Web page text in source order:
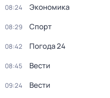
08:24 Экономика
08:29 Спорт
08:42 Погода 24
08:45 Вести
09:24 Вести